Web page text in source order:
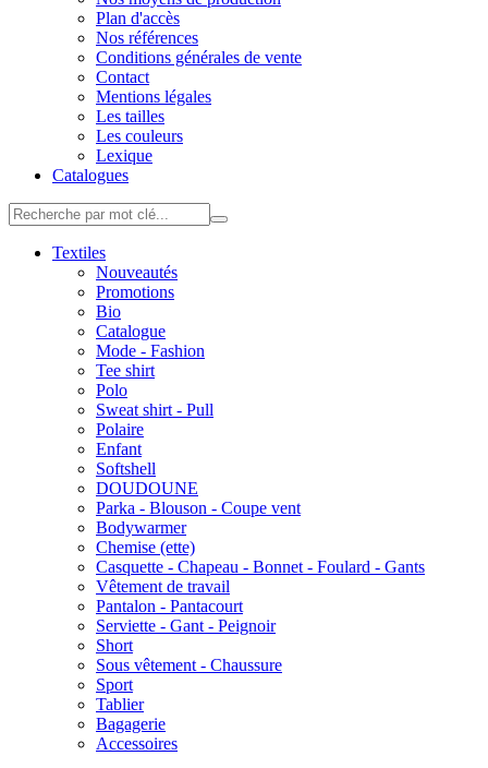
Plan d'accès
Nos références
Conditions générales de vente
Contact
Mentions légales
Les tailles
Les couleurs
Lexique
Catalogues
Textiles
Nouveautés
Promotions
Bio
Catalogue
Mode - Fashion
Tee shirt
Polo
Sweat shirt - Pull
Polaire
Enfant
Softshell
DOUDOUNE
Parka - Blouson - Coupe vent
Bodywarmer
Chemise (ette)
Casquette - Chapeau - Bonnet - Foulard - Gants
Vêtement de travail
Pantalon - Pantacourt
Serviette - Gant - Peignoir
Short
Sous vêtement - Chaussure
Sport
Tablier
Bagagerie
Accessoires